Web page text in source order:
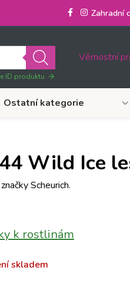
Zahradní
ID produktu
Věrnostní
Ostatní kategorie
Wild Ice
Scheurich.
k rostlinám
skladem